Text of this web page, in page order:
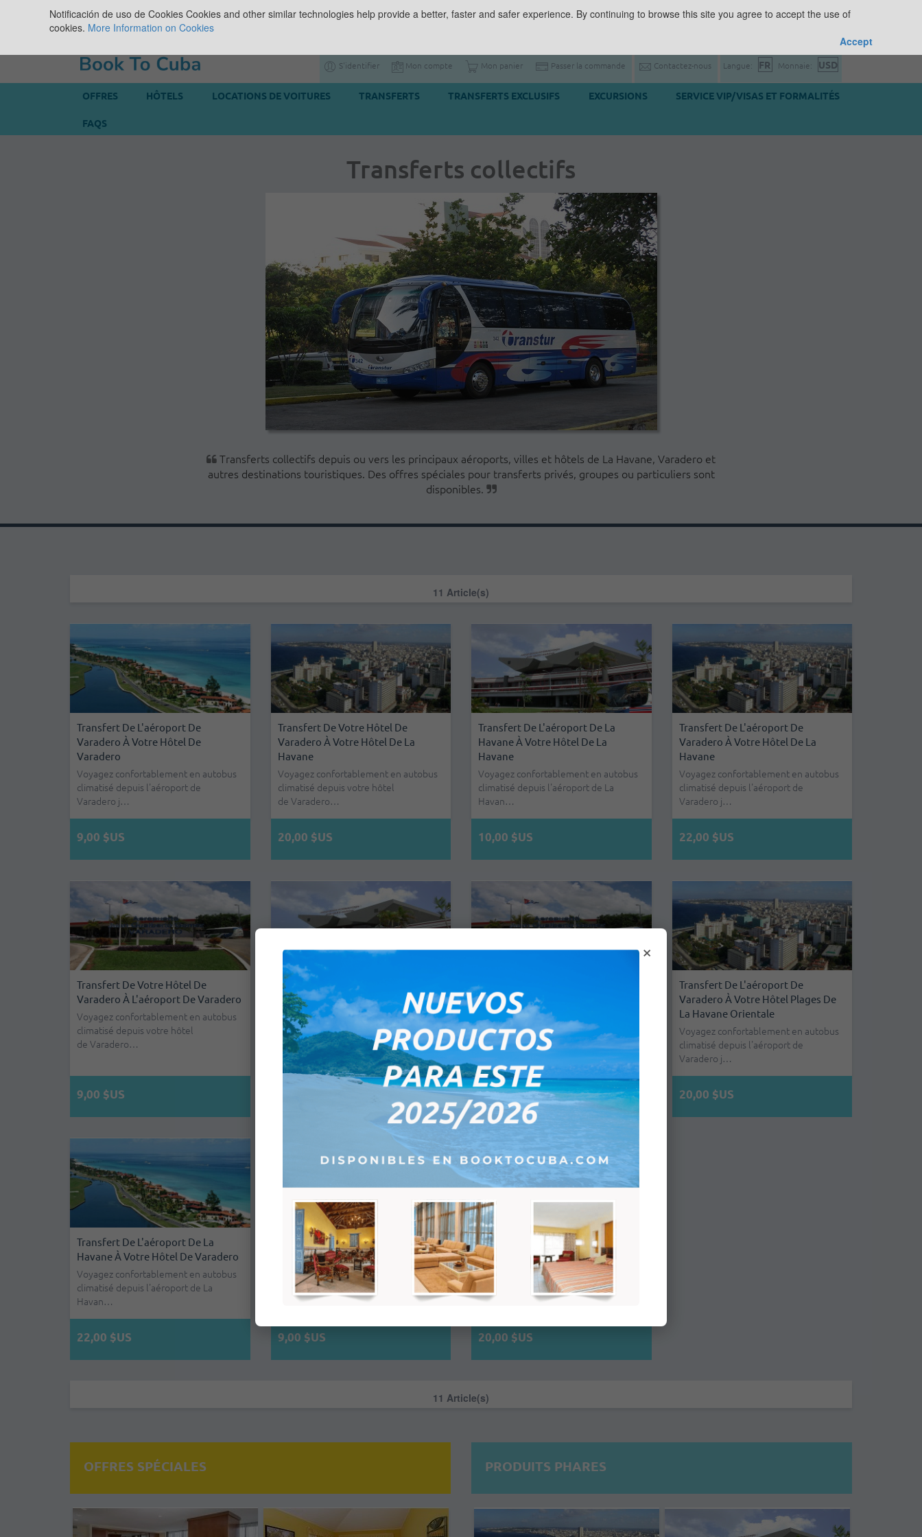
S'identifier Mon compte Mon panier Passer la commande Contactez-nous Langue: Monnaie:
OFFRES HÔTELS LOCATIONS DE VOITURES TRANSFERTS TRANSFERTS EXCLUSIFS EXCURSIONS SERVICE VIP/VISAS ET FORMALITÉS
FAQS
Transferts collectifs
Transferts collectifs depuis ou vers les principaux aéroports, villes et hôtels de La Havane, Varadero et
autres destinations touristiques. Des offres spéciales pour transferts privés, groupes ou particuliers sont
disponibles.
11 Article(s)
Transfert De L'aéroport De
Varadero À Votre Hôtel De
Varadero
Voyagez confortablement en autobus
climatisé depuis l'aéroport de
Varadero j…
9,00 $US
Transfert De Votre Hôtel De
Varadero À Votre Hôtel De La
Havane
Voyagez confortablement en autobus
climatisé depuis votre hôtel
de Varadero…
20,00 $US
Transfert De L'aéroport De La
Havane À Votre Hôtel De La
Havane
Voyagez confortablement en autobus
climatisé depuis l'aéroport de La
Havan…
10,00 $US
Transfert De L'aéroport De
Varadero À Votre Hôtel De La
Havane
Voyagez confortablement en autobus
climatisé depuis l'aéroport de
Varadero j…
22,00 $US
Transfert De Votre Hôtel De
Varadero À L'aéroport De Varadero
Voyagez confortablement en autobus
climatisé depuis votre hôtel
de Varadero…
9,00 $US
Transfert De Votre Hôtel De
Varadero À L'aéroport De La
Havane
Voyagez confortablement en autobus
climatisé depuis votre hôtel
de Varadero…
Transfert De Votre Hôtel De La
Havane À L'aéroport De Varadero
Voyagez confortablement en autobus
climatisé depuis votre hôtel de La
Hava…
22,00 $US
Transfert De L'aéroport De
Varadero À Votre Hôtel Plages De
La Havane Orientale
Voyagez confortablement en autobus
climatisé depuis l'aéroport de
Varadero j…
20,00 $US
Transfert De L'aéroport De La
Havane À Votre Hôtel De Varadero
Voyagez confortablement en autobus
climatisé depuis l'aéroport de La
Havan…
22,00 $US
Transfert De Votre Hôtel De La
Havane À L'aéroport De La Havane
Voyagez confortablement en autobus
climatisé depuis votre hôtel de La
Hava…
9,00 $US
Transfert De Votre Hôtel De La
Havane À Votre Hôtel De Varadero
Voyagez confortablement en autobus
climatisé depuis votre hôtel de La
Hava…
20,00 $US
11 Article(s)
OFFRES SPÉCIALES PRODUITS PHARES
×
Notificación de uso de Cookies Cookies and other similar technologies help provide a better, faster and safer experience. By continuing to browse this site you agree to accept the use of
cookies. More Information on Cookies
Accept